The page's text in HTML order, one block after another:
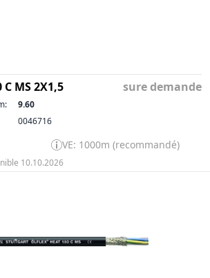
C MS 2X1,5 sure demande
9.60
0046716
VE: 1000m (recommandé)
10.10.2026